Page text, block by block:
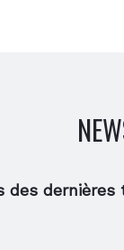
des dernières